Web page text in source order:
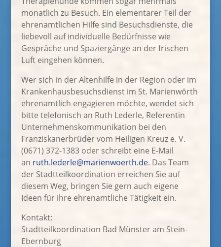
monatlich zu Besuch. Ein elementarer Teil der
ehrenamtlichen Hilfe sind Besuchsdienste, die
liebevoll auf individuelle Bedürfnisse wie
Gespräche und Spaziergänge an der frischen
Luft eingehen können.
Wer sich in der Altenhilfe in der Region oder im
Krankenhausbesuchsdienst im St. Marienwörth
ehrenamtlich engagieren möchte, wendet sich
bitte telefonisch an Ruth Lederle, Referentin
Unternehmenskommunikation bei den
Franziskanerbrüder vom Heiligen Kreuz e. V.
(0671) 372-1383 oder schreibt eine E-Mail
an ruth.lederle@marienwoerth.de. Das Team
der Stadtteilkoordination erreichen Sie auf
diesem Weg, bringen Sie gern auch eigene
Ideen für ihre ehrenamtliche Tätigkeit ein.
Kontakt:
Stadtteilkoordination Bad Münster am Stein-
Ebernburg